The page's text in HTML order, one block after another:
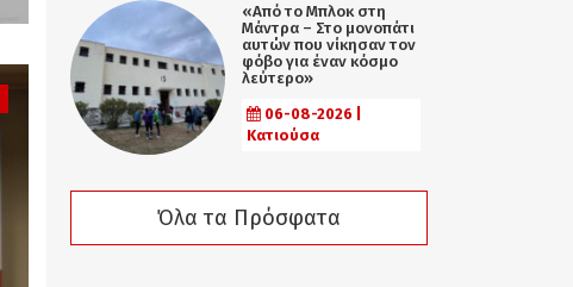
«Από το Μπλοκ στη
Μάντρα – Στο μονοπάτι
αυτών που νίκησαν τον
φόβο για έναν κόσμο
λεύτερο»
06-08-2026 |
Κατιούσα
Όλα τα Πρόσφατα